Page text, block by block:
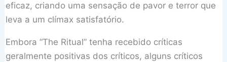
eficaz, criando uma sensação de pavor e terror que
leva a um clímax satisfatório.
Embora “The Ritual” tenha recebido críticas
geralmente positivas dos críticos, alguns críticos